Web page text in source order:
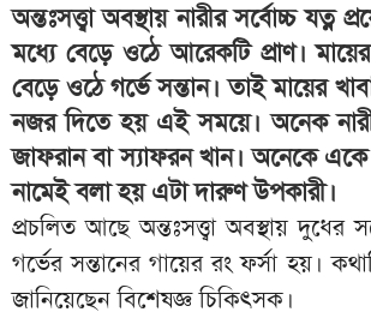
অন্তঃসত্ত্বা অবস্থায় নারীর সর্বোচ্চ যত্ন
মধ্যে বেড়ে ওঠে আরেকটি প্রাণ।
বেড়ে ওঠে গর্ভে সন্তান। তাই মায়ের
নজর দিতে হয় এই সময়ে। অনেক
জাফরান বা স্যাফরন খান। অনেকে
নামেই বলা হয় এটা দারুণ উপকারী।
প্রচলিত আছে অন্তঃসত্ত্বা অবস্থায় দুধের
গর্ভের সন্তানের গায়ের রং ফর্সা হয়।
জানিয়েছেন বিশেষজ্ঞ চিকিৎসক।